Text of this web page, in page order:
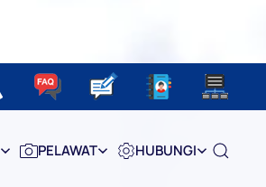
PELAWAT HUBUNGI